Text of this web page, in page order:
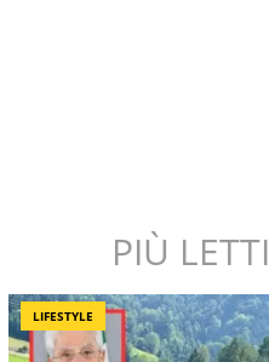
PIÙ LETTI
LIFESTYLE